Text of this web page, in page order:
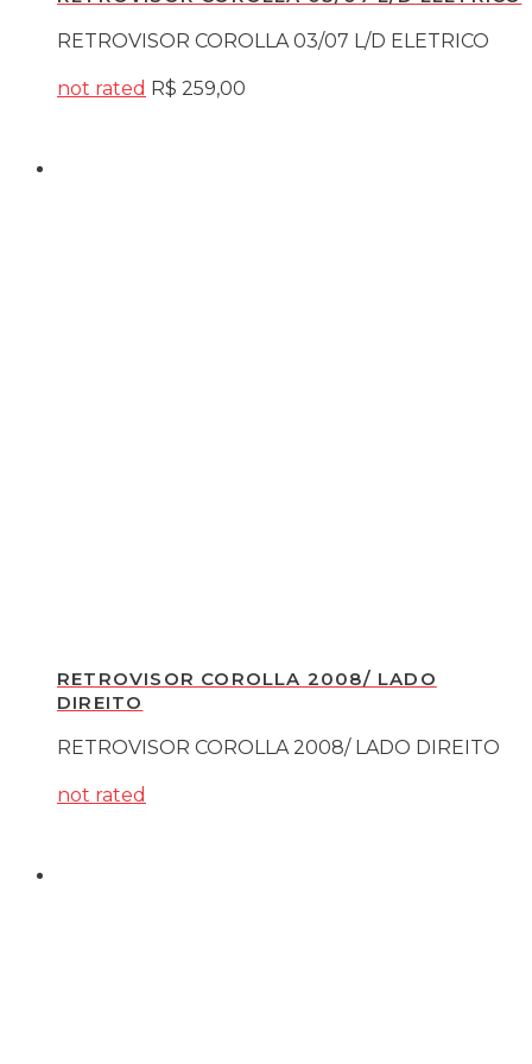
RETROVISOR COROLLA 03/07 L/D ELETRICO
not rated R$ 259,00
RETROVISOR COROLLA 2008/ LADO
DIREITO
RETROVISOR COROLLA 2008/ LADO DIREITO
not rated